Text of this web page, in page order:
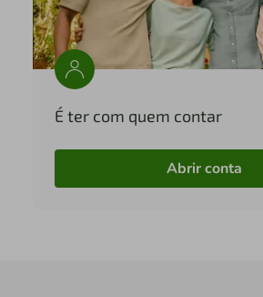
É ter com quem contar
Abrir conta